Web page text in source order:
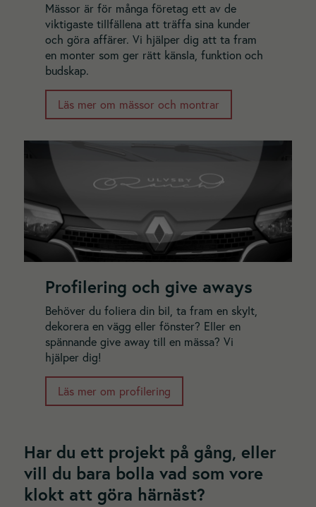
Mässor är för många företag ett av de
viktigaste tillfällena att träffa sina kunder
och göra affärer. Vi hjälper dig att ta fram
en monter som ger rätt känsla, funktion och
budskap.
Läs mer om mässor och montrar
Profilering och give aways
Behöver du foliera din bil, ta fram en skylt,
dekorera en vägg eller fönster? Eller en
spännande give away till en mässa? Vi
hjälper dig!
Läs mer om profilering
Har du ett projekt på gång, eller
vill du bara bolla vad som vore
klokt att göra härnäst?